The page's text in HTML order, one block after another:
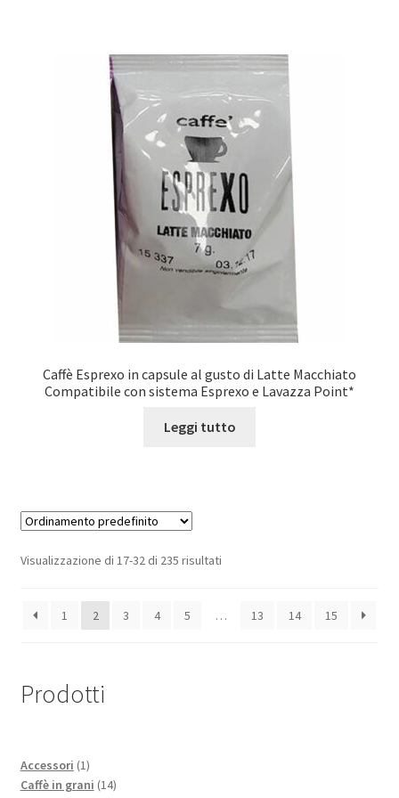
Caffè Esprexo in capsule al gusto di Latte Macchiato
Compatibile con sistema Esprexo e Lavazza Point*
Leggi tutto
Visualizzazione di 17-32 di 235 risultati
1 2 3 4 5 … 13 14 15
Prodotti
Accessori 11
prodotto
Caffè in grani 1414